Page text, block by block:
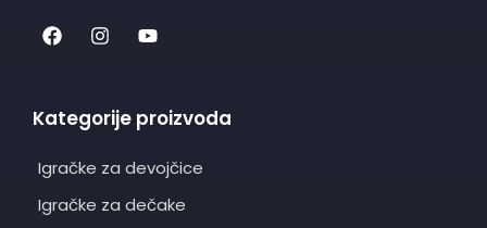
Kategorije proizvoda
Igračke za devojčice
Igračke za dečake